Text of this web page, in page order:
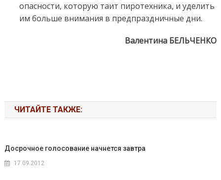
опасности, которую таит пиротехника, и уделить
им больше внимания в предпраздничные дни.
Валентина БЕЛЬЧЕНКО
ЧИТАЙТЕ ТАКЖЕ:
Досрочное голосование начнется завтра
17.09.2012